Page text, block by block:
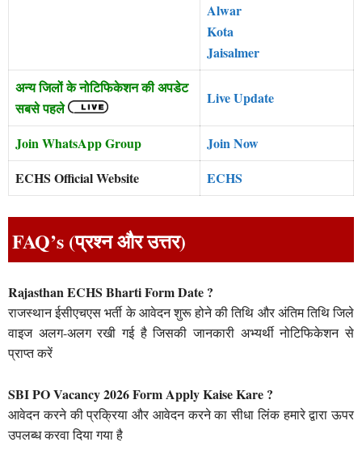
Alwar
Kota
Jaisalmer
अन्य जिलों के नोटिफिकेशन की अपडेट
सबसे पहले
Live Update
Join WhatsApp Group
Join Now
ECHS Official Website
ECHS
FAQ’s (प्रश्न और उत्तर)
Rajasthan ECHS Bharti Form Date ?
राजस्थान ईसीएचएस भर्ती के आवेदन शुरू होने की तिथि और अंतिम तिथि जिले
वाइज अलग-अलग रखी गई है जिसकी जानकारी अभ्यर्थी नोटिफिकेशन से
प्राप्त करें
SBI PO Vacancy 2026 Form Apply Kaise Kare ?
आवेदन करने की प्रक्रिया और आवेदन करने का सीधा लिंक हमारे द्वारा ऊपर
उपलब्ध करवा दिया गया है